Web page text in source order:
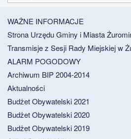
WAŻNE INFORMACJE
Strona Urzędu Gminy i Miasta
Transmisje z Sesji Rady Miejskiej w
ALARM POGODOWY
Archiwum BIP 2004-2014
Aktualności
Budżet Obywatelski 2021
Budżet Obywatelski 2020
Budżet Obywatelski 2019